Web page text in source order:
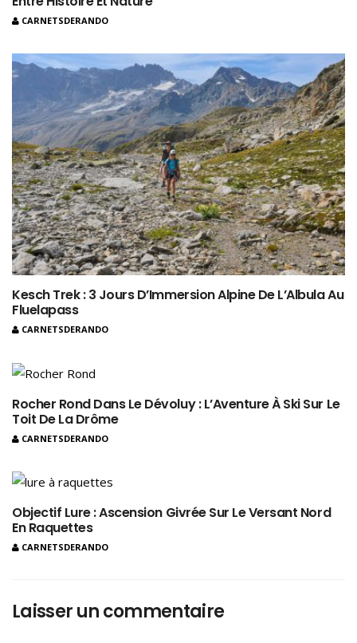
CARNETSDERANDO
Kesch Trek : 3 Jours D’Immersion Alpine De L’Albula Au
Fluelapass
CARNETSDERANDO
Rocher Rond Dans Le Dévoluy : L’Aventure À Ski Sur Le
Toit De La Drôme
CARNETSDERANDO
Objectif Lure : Ascension Givrée Sur Le Versant Nord
En Raquettes
CARNETSDERANDO
Laisser un commentaire